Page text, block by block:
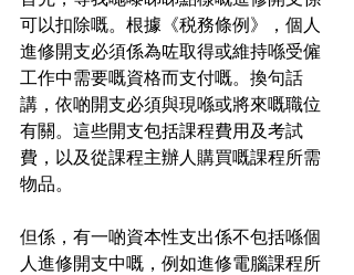
可以扣除嘅。根據《税務條例》，個人
進修開支必須係為咗取得或維持喺受僱
工作中需要嘅資格而支付嘅。換句話
講，依啲開支必須與現喺或將來嘅職位
有關。這些開支包括課程費用及考試
費，以及從課程主辦人購買嘅課程所需
物品。
但係，有一啲資本性支出係不包括喺個
人進修開支中嘅，例如進修電腦課程所